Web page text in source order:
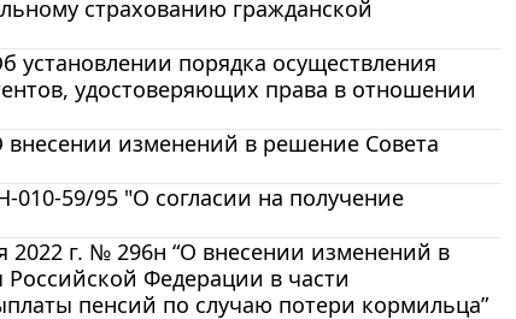
страхованию гражданской
установлении порядка осуществления
удостоверяющих права в отношении
внесении изменений в решение Совета
59/95 "О согласии на получение
г. № 296н “О внесении изменений в
Федерации в части
пенсий по случаю потери кормильца”